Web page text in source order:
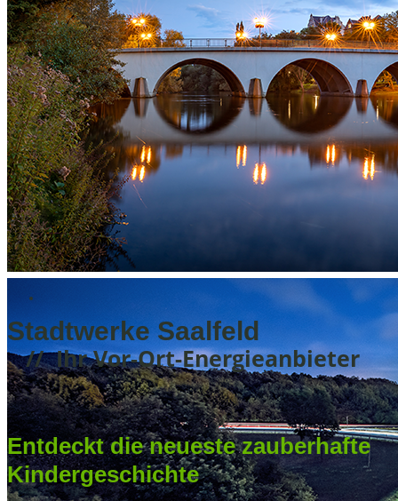
Stadtwerke Saalfeld
// Ihr Vor-Ort-Energieanbieter
Entdeckt die neueste zauberhafte
Kindergeschichte